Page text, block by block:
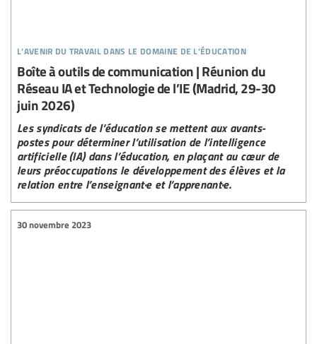
l’avenir du travail dans le domaine de l’éducation
Boîte à outils de communication | Réunion du
Réseau IA et Technologie de l’IE (Madrid, 29-30
juin 2026)
Les syndicats de l’éducation se mettent aux avants-
postes pour déterminer l’utilisation de l’intelligence
artificielle (IA) dans l’éducation, en plaçant au cœur de
leurs préoccupations le développement des élèves et la
relation entre l’enseignant·e et l’apprenant·e.
30 novembre 2023